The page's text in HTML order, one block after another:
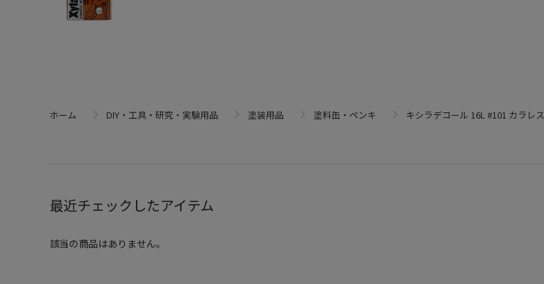
ホーム DIY・工具・研究・実験用品 塗装用品 塗料缶・ペンキ キシラデコール 16L #101 カラレス
最近チェックしたアイテム
該当の商品はありません。